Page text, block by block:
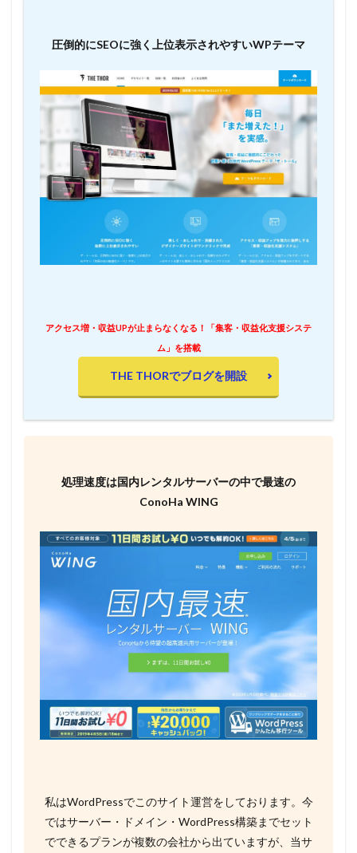
圧倒的にSEOに強く上位表示されやすいWPテーマ
アクセス増・収益UPが止まらなくなる！「集客・収益化支援システ
ム」を搭載
THE THORでブログを開設
処理速度は国内レンタルサーバーの中で最速の
ConoHa WING
私はWordPressでこのサイト運営をしております。今
ではサーバー・ドメイン・WordPress構築までセット
でできるプランが複数の会社から出ていますが、当サ